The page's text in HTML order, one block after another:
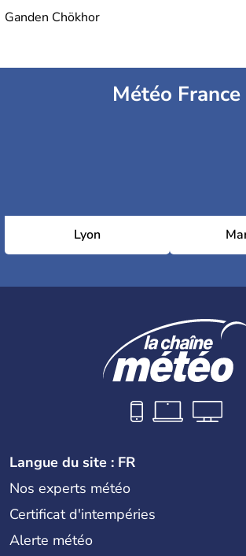
Ganden Chökhor
Météo France
Lyon
Langue du site : FR
Nos experts météo
Certificat d'intempéries
Alerte météo